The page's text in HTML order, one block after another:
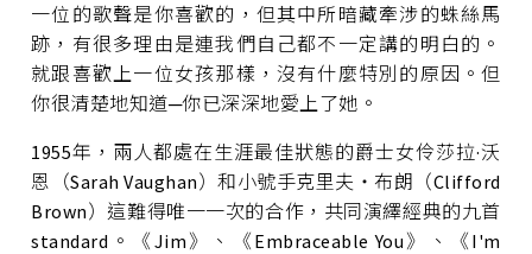
一位的歌聲是你喜歡的，但其中所暗藏牽涉的蛛絲馬
跡，有很多理由是連我們自己都不一定講的明白的。
就跟喜歡上一位女孩那樣，沒有什麼特別的原因。但
你很清楚地知道─你已深深地愛上了她。
1955年，兩人都處在生涯最佳狀態的爵士女伶莎拉·沃
恩（Sarah Vaughan）和小號手克里夫‧布朗（Clifford
Brown）這難得唯一一次的合作，共同演繹經典的九首
standard。《Jim》、《Embraceable You》、《I'm